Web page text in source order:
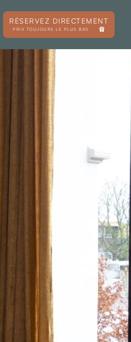
RÉSERVEZ DIRECTEMENT
PRIX TOUJOURS LE PLUS BAS